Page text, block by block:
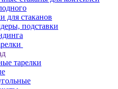
для стаканов
подставки
тарелки